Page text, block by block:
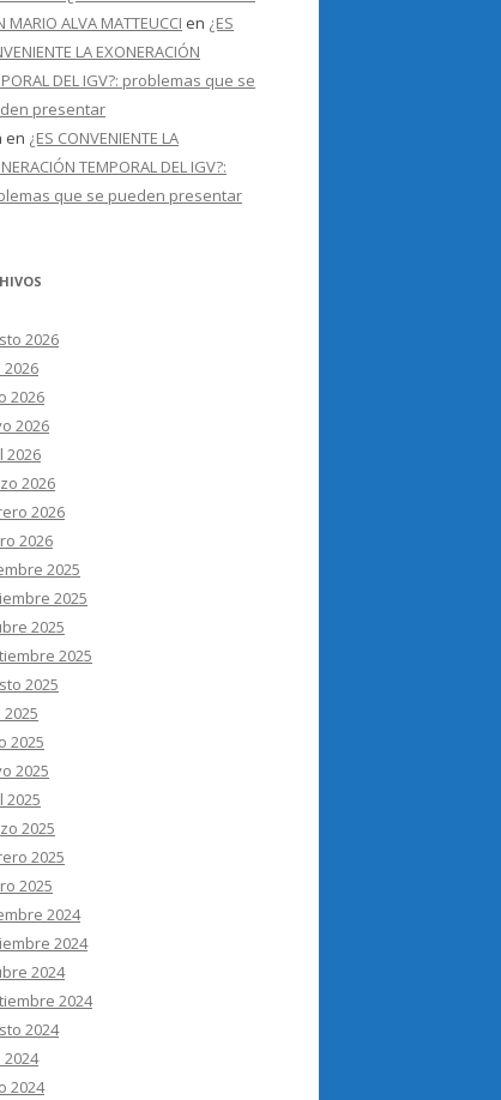
MARIO ALVA MATTEUCCI en ¿ES
LA EXONERACIÓN
DEL IGV?: problemas que se
presentar
en ¿ES CONVENIENTE LA
TEMPORAL DEL IGV?:
que se pueden presentar
2026
2026
2026
2026
2026
2026
2026
2026
2025
2025
2025
2025
2025
2025
2025
2025
2025
2025
2025
2024
2024
2024
2024
2024
2024
2024